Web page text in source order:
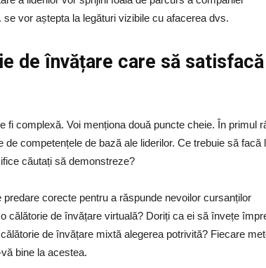
vor aștepta la legături vizibile cu afacerea dvs.
de învățare care să satisfacă
fi complexă. Voi menționa două puncte cheie. În primul
competențele de bază ale liderilor. Ce trebuie să facă
căutați să demonstreze?
corecte pentru a răspunde nevoilor cursanților
călătorie de învățare virtuală? Doriți ca ei să învețe
de învățare mixtă alegerea potrivită? Fiecare
bine la acestea.